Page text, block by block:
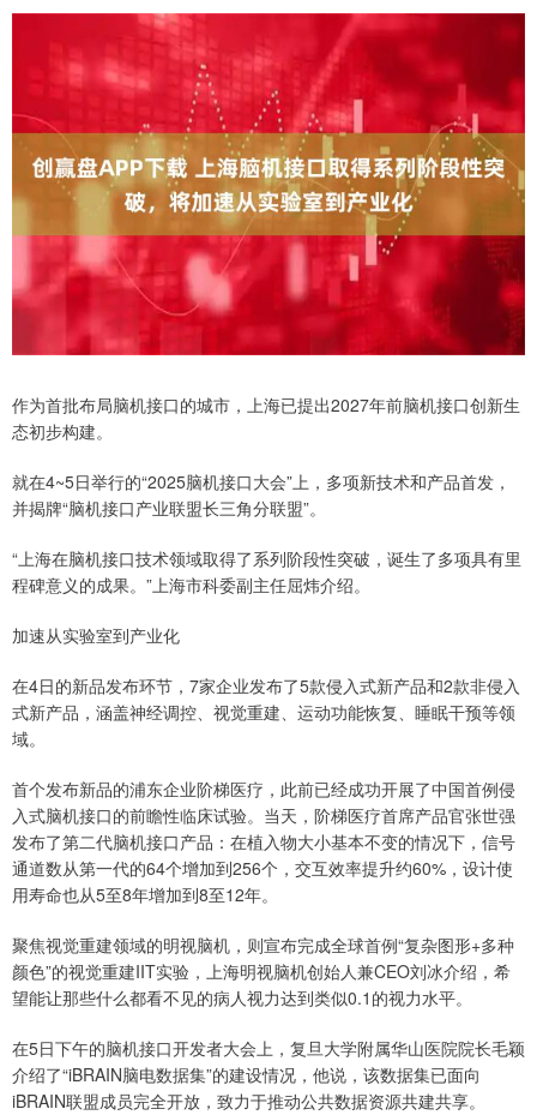
作为首批布局脑机接口的城市，上海已提出2027年前脑机接口创新生
态初步构建。
就在4~5日举行的“2025脑机接口大会”上，多项新技术和产品首发，
并揭牌“脑机接口产业联盟长三角分联盟”。
“上海在脑机接口技术领域取得了系列阶段性突破，诞生了多项具有里
程碑意义的成果。”上海市科委副主任屈炜介绍。
加速从实验室到产业化
在4日的新品发布环节，7家企业发布了5款侵入式新产品和2款非侵入
式新产品，涵盖神经调控、视觉重建、运动功能恢复、睡眠干预等领
域。
首个发布新品的浦东企业阶梯医疗，此前已经成功开展了中国首例侵
入式脑机接口的前瞻性临床试验。当天，阶梯医疗首席产品官张世强
发布了第二代脑机接口产品：在植入物大小基本不变的情况下，信号
通道数从第一代的64个增加到256个，交互效率提升约60%，设计使
用寿命也从5至8年增加到8至12年。
聚焦视觉重建领域的明视脑机，则宣布完成全球首例“复杂图形+多种
颜色”的视觉重建IIT实验，上海明视脑机创始人兼CEO刘冰介绍，希
望能让那些什么都看不见的病人视力达到类似0.1的视力水平。
在5日下午的脑机接口开发者大会上，复旦大学附属华山医院院长毛颖
介绍了“iBRAIN脑电数据集”的建设情况，他说，该数据集已面向
iBRAIN联盟成员完全开放，致力于推动公共数据资源共建共享。